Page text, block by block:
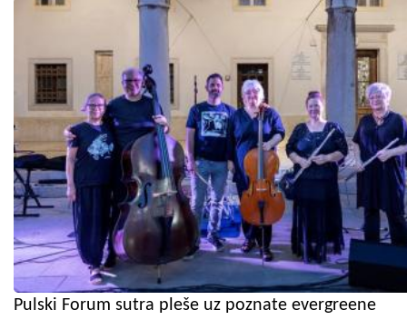
Pulski Forum sutra pleše uz poznate evergreene